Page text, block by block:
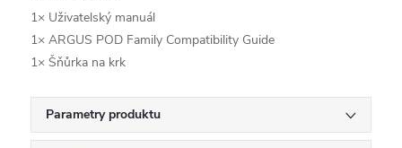
1× Uživatelský manuál
1× ARGUS POD Family Compatibility Guide
1× Šňůrka na krk
Parametry produktu